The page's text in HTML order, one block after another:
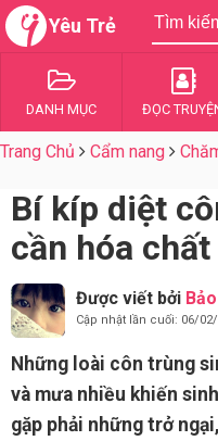
Yêu Trẻ
DANH MỤC ĐỌC
Trang Chủ Cẩm nang
Bí kíp diệt
cần hóa chất
Được viết bởi
Cập nhật lần cuối: 06/
Những loài côn trùng
và mưa nhiều khiến
gặp phải những trở